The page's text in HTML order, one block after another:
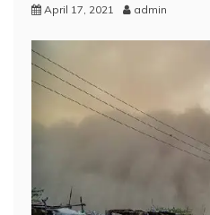
April 17, 2021 admin